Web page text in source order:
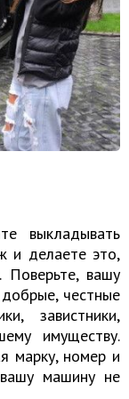
выкладывать
и делаете это,
Поверьте, вашу
честные
завистники,
имуществу.
марку, номер и
машину не